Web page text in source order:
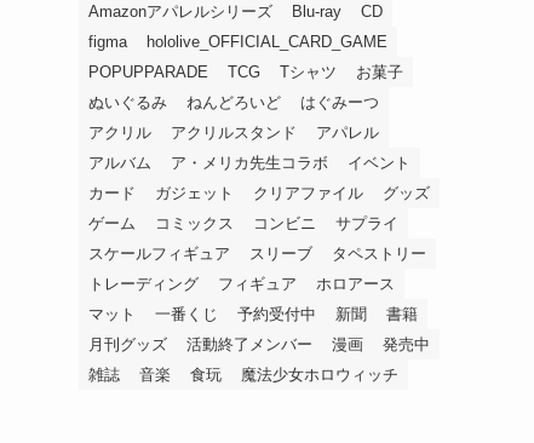
Amazonアパレルシリーズ Blu-ray
CD
figma
hololive_OFFICIAL_CARD_GAME
POPUPPARADE
TCG Tシャツ
お菓子
ぬいぐるみ
ねんどろいど
はぐみーつ
アクリル
アクリルスタンド
アパレル
アルバム
ア・メリカ先生コラボ
イベント
カード
ガジェット クリアファイル
グッズ
ゲーム
コミックス コンビニ
サプライ
スケールフィギュア
スリーブ
タペストリー
トレーディング
フィギュア
ホロアース
マット
一番くじ 予約受付中 新聞
書籍
月刊グッズ
活動終了メンバー 漫画
発売中
雑誌
音楽 食玩 魔法少女ホロウィッチ